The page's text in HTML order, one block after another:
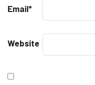
Email*
Website